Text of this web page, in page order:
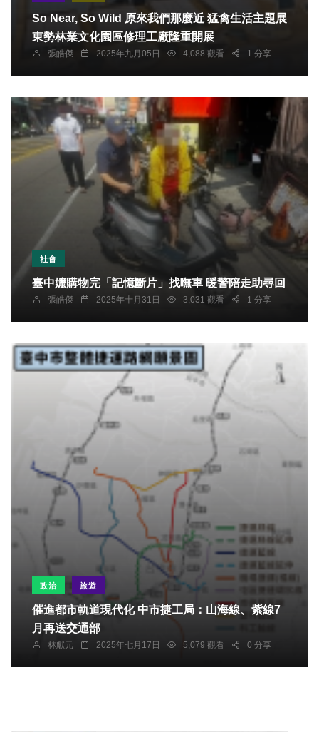
So Near, So Wild 原來我們那麼近 猛禽生活主題展
東勢林業文化園區修理工廠隆重開展
張皓傑 2025年九月05日 4,088 觀看 1 分享
社會
臺中嬤購物完「記憶斷片」找嘸車 暖警陪走助尋回
張皓傑 2025年十月31日 3,031 觀看 1 分享
政治 旅遊
催進都市軌道現代化 中市捷工局：山海線、紫線7
月再送交通部
林獻元 2025年七月17日 5,079 觀看 0 分享